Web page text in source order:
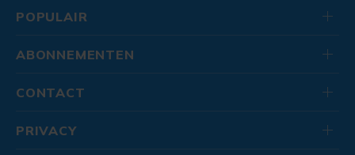
POPULAIR
ABONNEMENTEN
CONTACT
PRIVACY